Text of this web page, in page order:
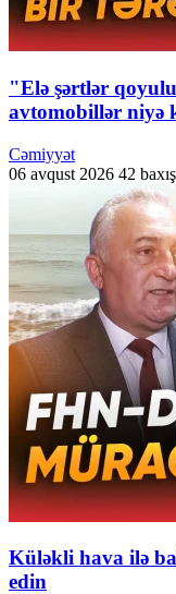
"Elə şərtlər
avtomobillər niyə
Cəmiyyət
06 avqust 2026 42 baxış
Küləkli hava ilə
edin